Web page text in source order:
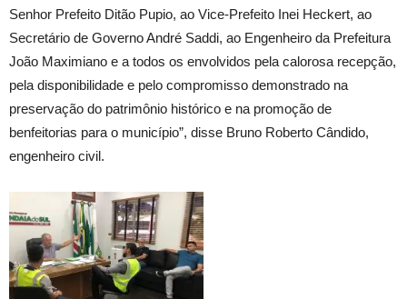
Senhor Prefeito Ditão Pupio, ao Vice-Prefeito Inei Heckert, ao
Secretário de Governo André Saddi, ao Engenheiro da Prefeitura
João Maximiano e a todos os envolvidos pela calorosa recepção,
pela disponibilidade e pelo compromisso demonstrado na
preservação do patrimônio histórico e na promoção de
benfeitorias para o município”, disse Bruno Roberto Cândido,
engenheiro civil.